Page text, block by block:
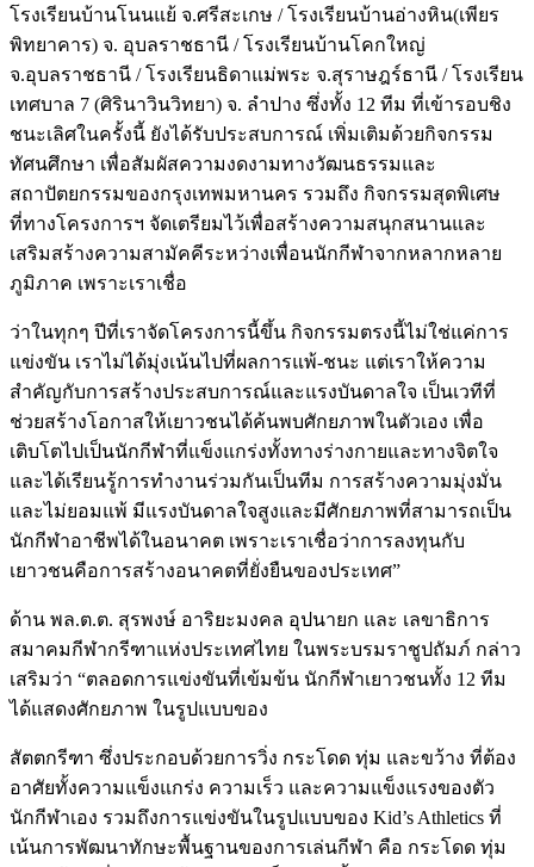
โรงเรียนบ้านโนนแย้ จ.ศรีสะเกษ / โรงเรียนบ้านอ่างหิน(เพียร
พิทยาคาร) จ. อุบลราชธานี / โรงเรียนบ้านโคกใหญ่
จ.อุบลราชธานี / โรงเรียนธิดาแม่พระ จ.สุราษฎร์ธานี / โรงเรียน
เทศบาล 7 (ศิรินาวินวิทยา) จ. ลำปาง ซึ่งทั้ง 12 ทีม ที่เข้ารอบชิง
ชนะเลิศในครั้งนี้ ยังได้รับประสบการณ์ เพิ่มเติมด้วยกิจกรรม
ทัศนศึกษา เพื่อสัมผัสความงดงามทางวัฒนธรรมและ
สถาปัตยกรรมของกรุงเทพมหานคร รวมถึง กิจกรรมสุดพิเศษ
ที่ทางโครงการฯ จัดเตรียมไว้เพื่อสร้างความสนุกสนานและ
เสริมสร้างความสามัคคีระหว่างเพื่อนนักกีฬาจากหลากหลาย
ภูมิภาค เพราะเราเชื่อ
ว่าในทุกๆ ปีที่เราจัดโครงการนี้ขึ้น กิจกรรมตรงนี้ไม่ใช่แค่การ
แข่งขัน เราไม่ได้มุ่งเน้นไปที่ผลการแพ้-ชนะ แต่เราให้ความ
สำคัญกับการสร้างประสบการณ์และแรงบันดาลใจ เป็นเวทีที่
ช่วยสร้างโอกาสให้เยาวชนได้ค้นพบศักยภาพในตัวเอง เพื่อ
เติบโตไปเป็นนักกีฬาที่แข็งแกร่งทั้งทางร่างกายและทางจิตใจ
และได้เรียนรู้การทำงานร่วมกันเป็นทีม การสร้างความมุ่งมั่น
และไม่ยอมแพ้ มีแรงบันดาลใจสูงและมีศักยภาพที่สามารถเป็น
นักกีฬาอาชีพได้ในอนาคต เพราะเราเชื่อว่าการลงทุนกับ
เยาวชนคือการสร้างอนาคตที่ยั่งยืนของประเทศ”
ด้าน พล.ต.ต. สุรพงษ์ อาริยะมงคล อุปนายก และ เลขาธิการ
สมาคมกีฬากรีฑาแห่งประเทศไทย ในพระบรมราชูปถัมภ์ กล่าว
เสริมว่า “ตลอดการแข่งขันที่เข้มข้น นักกีฬาเยาวชนทั้ง 12 ทีม
ได้แสดงศักยภาพ ในรูปแบบของ
สัตตกรีฑา ซึ่งประกอบด้วยการวิ่ง กระโดด ทุ่ม และขว้าง ที่ต้อง
อาศัยทั้งความแข็งแกร่ง ความเร็ว และความแข็งแรงของตัว
นักกีฬาเอง รวมถึงการแข่งขันในรูปแบบของ Kid’s Athletics ที่
เน้นการพัฒนาทักษะพื้นฐานของการเล่นกีฬา คือ กระโดด ทุ่ม